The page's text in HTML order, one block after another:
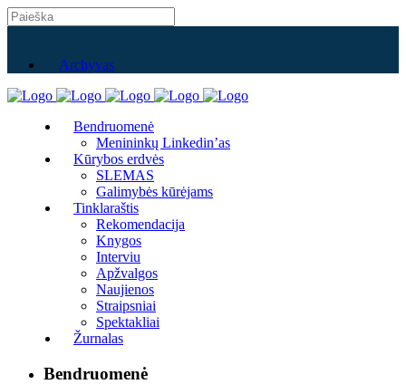
Archyvas
Bendruomenė
Menininkų Linkedin’as
Kūrybos erdvės
SLEMAS
Galimybės kūrėjams
Tinklaraštis
Rekomendacija
Knygos
Interviu
Apžvalgos
Naujienos
Straipsniai
Spektakliai
Žurnalas
Bendruomenė